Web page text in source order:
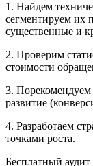
1. Найдем
сегментируем их
существенные и
2. Проверим
стоимости
3. Порекомендуем
развитие
4. Разработаем
точками роста.
Бесплатный